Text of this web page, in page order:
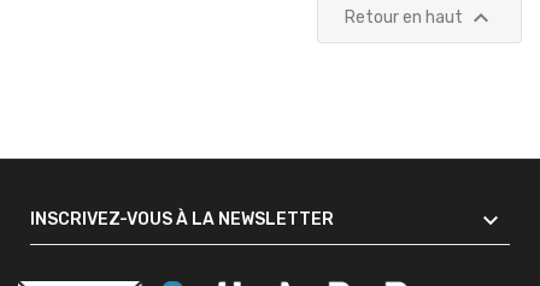
Retour en haut 
INSCRIVEZ-VOUS À LA NEWSLETTER 